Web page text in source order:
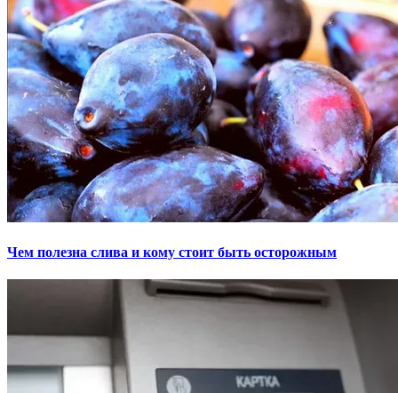
Чем полезна слива и кому стоит быть осторожным